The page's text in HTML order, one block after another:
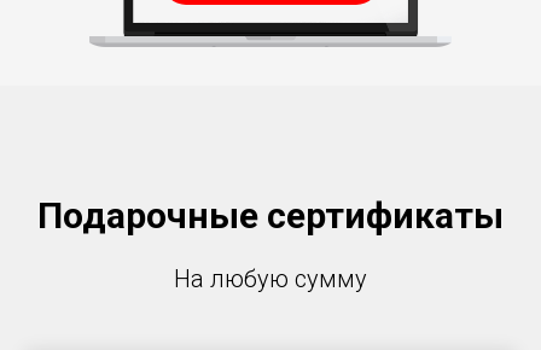
Подарочные сертификаты
На любую сумму